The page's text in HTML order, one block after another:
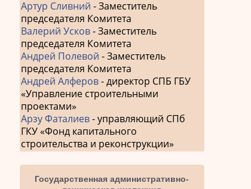
Артур Сливний - Заместитель
председателя Комитета
Валерий Усков- Заместитель
председателя Комитета
Андрей Полевой - Заместитель
председателя Комитета
Андрей Алферов- директор СПБ ГБУ
«Управление строительными
проектами»
Арзу Фаталиев- управляющий СПб
ГКУ «Фонд капитального
строительства и реконструкции»
Государственная административно-